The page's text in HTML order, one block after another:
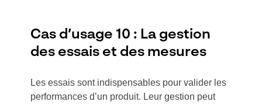
Cas d’usage 10 : La gestion
des essais et des mesures
Les essais sont indispensables pour valider les
performances d’un produit. Leur gestion peut